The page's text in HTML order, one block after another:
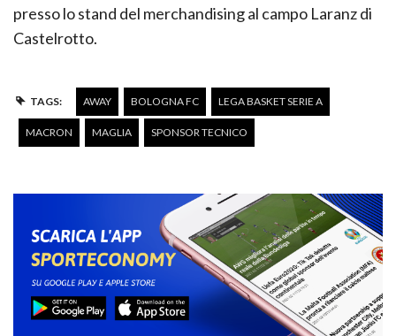
presso lo stand del merchandising al campo Laranz di
Castelrotto.
TAGS: AWAY BOLOGNA FC LEGA BASKET SERIE A
MACRON MAGLIA SPONSOR TECNICO